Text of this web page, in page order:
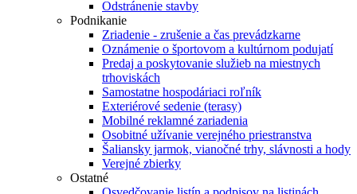
Odstránenie stavby
Podnikanie
Zriadenie - zrušenie a čas prevádzkarne
Oznámenie o športovom a kultúrnom podujatí
Predaj a poskytovanie služieb na miestnych
trhoviskách
Samostatne hospodáriaci roľník
Exteriérové sedenie (terasy)
Mobilné reklamné zariadenia
Osobitné užívanie verejného priestranstva
Šaliansky jarmok, vianočné trhy, slávnosti a hody
Verejné zbierky
Ostatné